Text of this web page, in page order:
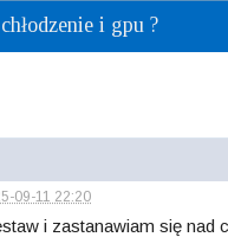
i gpu ?
09-11 22:20
i zastanawiam się